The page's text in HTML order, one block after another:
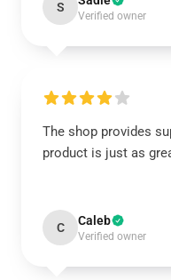
S
Verified owner
The shop provides
product is just as
C Caleb
Verified owner